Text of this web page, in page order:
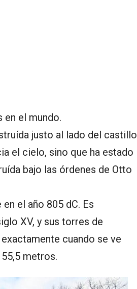
en el mundo.
justo al lado del castillo
el cielo, sino que ha estado
bajo las órdenes de Otto
el año 805 dC. Es
XV, y sus torres de
cuando se ve
metros.